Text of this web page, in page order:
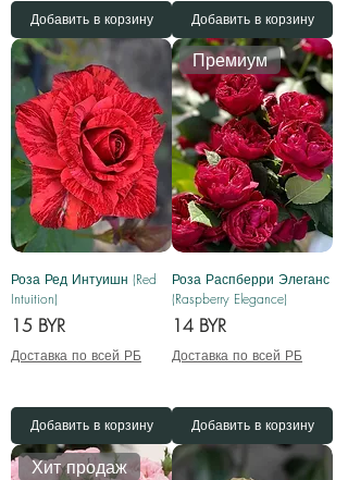
Добавить в корзину Добавить в корзину
Роза Ред Интуишн (Red
Intuition)
Цена
15 BYR
Доставка по всей РБ
Добавить в корзину
Премиум
Роза Распберри Элеганс
(Raspberry Elegance)
Цена
14 BYR
Доставка по всей РБ
Добавить в корзину
Хит продаж